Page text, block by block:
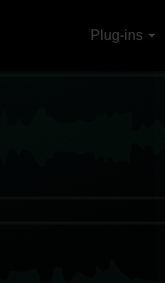
Plug-ins